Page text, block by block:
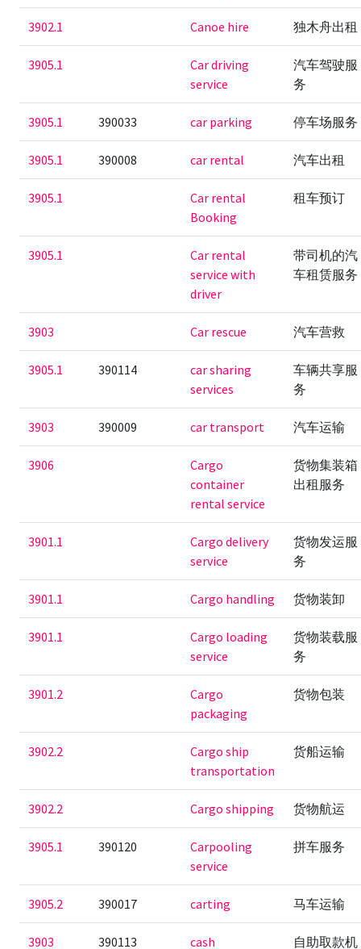
3902.1 Canoe hire 独木舟出租
3905.1
Car driving
service
汽车驾驶服
务
3905.1 390033 car parking 停车场服务
3905.1 390008 car rental 汽车出租
3905.1
Car rental
Booking
租车预订
3905.1
Car rental
service with
driver
带司机的汽
车租赁服务
3903 Car rescue 汽车营救
3905.1 390114
car sharing
services
车辆共享服
务
3903 390009 car transport 汽车运输
3906
Cargo
container
rental service
货物集装箱
出租服务
3901.1
Cargo delivery
service
货物发运服
务
3901.1 Cargo handling 货物装卸
3901.1
Cargo loading
service
货物装载服
务
3901.2
Cargo
packaging
货物包装
3902.2
Cargo ship
transportation
货船运输
3902.2 Cargo shipping 货物航运
3905.1 390120
Carpooling
service
拼车服务
3905.2 390017 carting 马车运输
3903 390113 cash 自助取款机